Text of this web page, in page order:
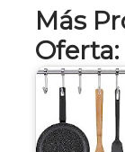
Más
Oferta: